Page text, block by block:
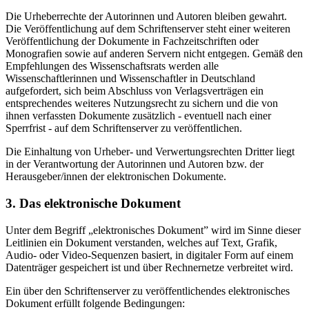
Die Urheberrechte der Autorinnen und Autoren bleiben gewahrt.
Die Veröffentlichung auf dem Schriftenserver steht einer weiteren
Veröffentlichung der Dokumente in Fachzeitschriften oder
Monografien sowie auf anderen Servern nicht entgegen. Gemäß den
Empfehlungen des Wissenschaftsrats werden alle
Wissenschaftlerinnen und Wissenschaftler in Deutschland
aufgefordert, sich beim Abschluss von Verlagsverträgen ein
entsprechendes weiteres Nutzungsrecht zu sichern und die von
ihnen verfassten Dokumente zusätzlich - eventuell nach einer
Sperrfrist - auf dem Schriftenserver zu veröffentlichen.
Die Einhaltung von Urheber- und Verwertungsrechten Dritter liegt
in der Verantwortung der Autorinnen und Autoren bzw. der
Herausgeber/innen der elektronischen Dokumente.
3. Das elektronische Dokument
Unter dem Begriff „elektronisches Dokument” wird im Sinne dieser
Leitlinien ein Dokument verstanden, welches auf Text, Grafik,
Audio- oder Video-Sequenzen basiert, in digitaler Form auf einem
Datenträger gespeichert ist und über Rechnernetze verbreitet wird.
Ein über den Schriftenserver zu veröffentlichendes elektronisches
Dokument erfüllt folgende Bedingungen: